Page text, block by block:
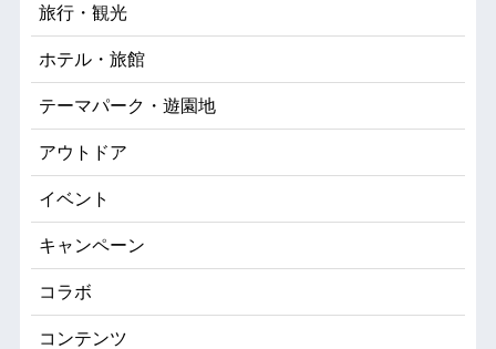
旅行・観光
ホテル・旅館
テーマパーク・遊園地
アウトドア
イベント
キャンペーン
コラボ
コンテンツ